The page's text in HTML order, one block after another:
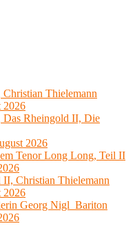
Thielemann
2026
Das Rheingold II, Die
2026
Tenor Long Long, Teil II
Christian Thielemann
2026
Georg Nigl Bariton